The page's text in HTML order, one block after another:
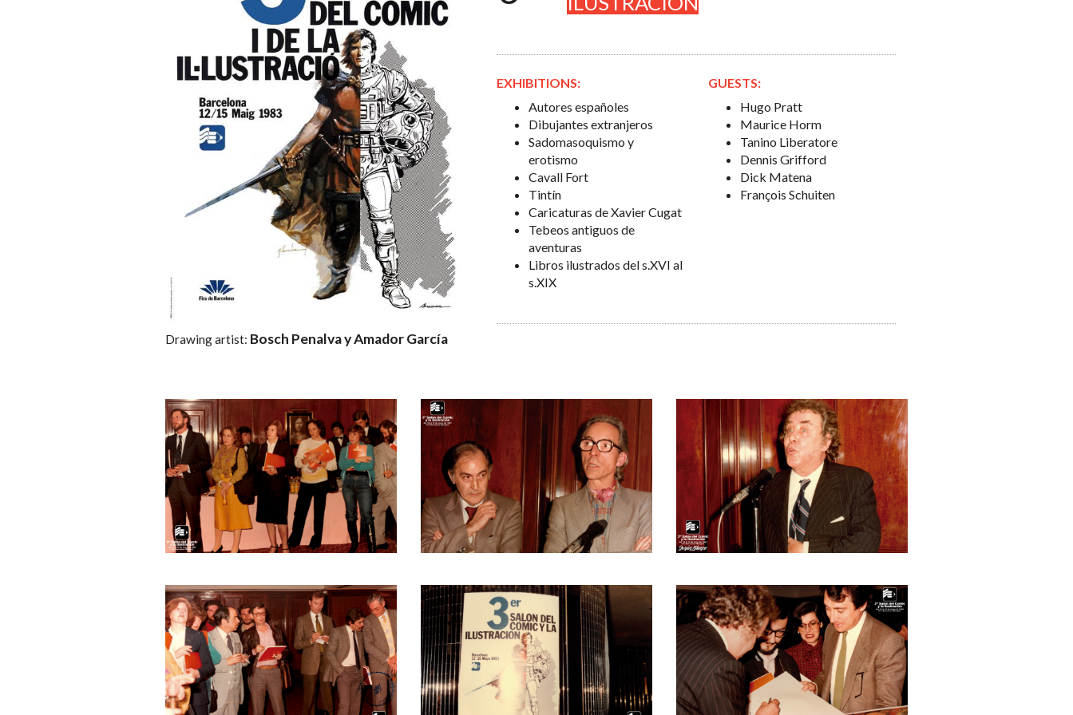
Drawing artist: Bosch Penalva y Amador García
EXHIBITIONS:
Autores españoles
Dibujantes extranjeros
Sadomasoquismo y
erotismo
Cavall Fort
Tintín
Caricaturas de Xavier Cugat
Tebeos antiguos de
aventuras
Libros ilustrados del s.XVI al
s.XIX
GUESTS:
Hugo Pratt
Maurice Horm
Tanino Liberatore
Dennis Grifford
Dick Matena
François Schuiten